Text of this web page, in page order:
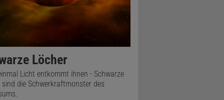
Löcher
Licht entkommt ihnen - Schwarze
sind die Schwerkraftmonster des